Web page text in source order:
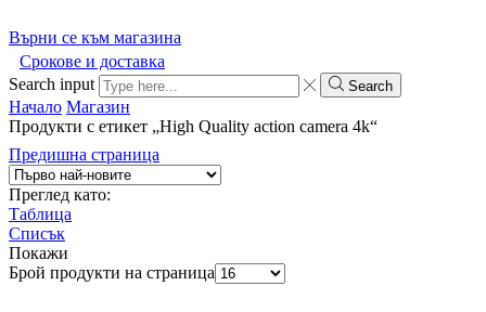
Върни се към магазина
Срокове и доставка
Search input
Search
Начало Магазин
Продукти с етикет „High Quality action camera 4k“
Предишна страница
Преглед като:
Таблица
Списък
Покажи
Брой продукти на страница